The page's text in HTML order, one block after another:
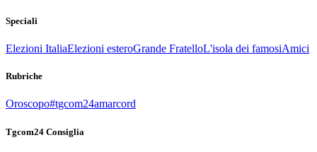
Speciali
Elezioni ItaliaElezioni esteroGrande FratelloL'isola dei famosiAmici
Rubriche
Oroscopo#tgcom24amarcord
Tgcom24 Consiglia